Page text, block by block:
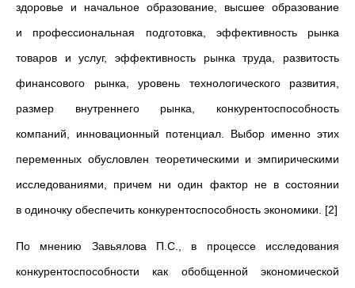
здоровье и начальное образование, высшее образование
и профессиональная подготовка, эффективность рынка
товаров и услуг, эффективность рынка труда, развитость
финансового рынка, уровень технологического развития,
размер внутреннего рынка, конкурентоспособность
компаний, инновационный потенциал. Выбор именно этих
переменных обусловлен теоретическими и эмпирическими
исследованиями, причем ни один фактор не в состоянии
в одиночку обеспечить конкурентоспособность экономики. [2]
По мнению Завьялова П.С., в процессе исследования
конкурентоспособности как обобщенной экономической